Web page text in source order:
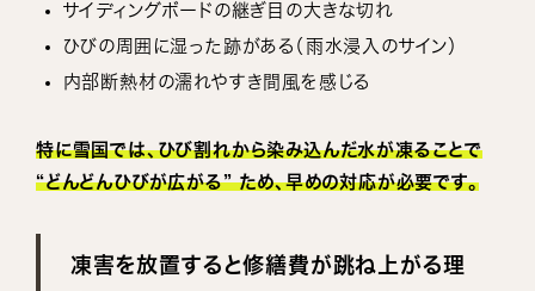
サイディングボードの継ぎ目の大きな切れ
ひびの周囲に湿った跡がある（雨水浸入のサイン）
内部断熱材の濡れやすき間風を感じる
特に雪国では、ひび割れから染み込んだ水が凍ることで
“どんどんひびが広がる” ため、早めの対応が必要です。
凍害を放置すると修繕費が跳ね上がる理